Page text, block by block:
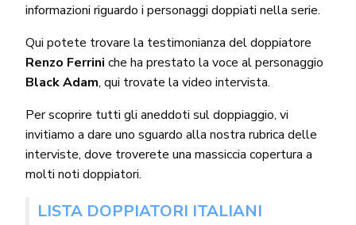
informazioni riguardo i personaggi doppiati nella serie.
Qui potete trovare la testimonianza del doppiatore
Renzo Ferrini che ha prestato la voce al personaggio
Black Adam, qui trovate lavideo intervista.
Per scoprire tutti gli aneddoti sul doppiaggio, vi
invitiamo a dare uno sguardo alla nostra rubrica delle
interviste, dove troverete una massiccia copertura a
molti noti doppiatori.
LISTA DOPPIATORI ITALIANI